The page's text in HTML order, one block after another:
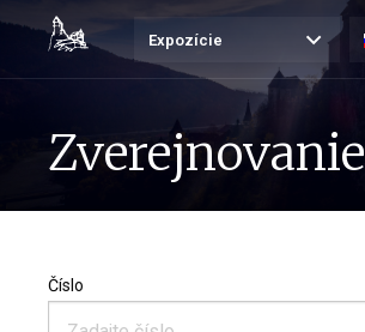
Expozície
Zverejnovanie
Číslo